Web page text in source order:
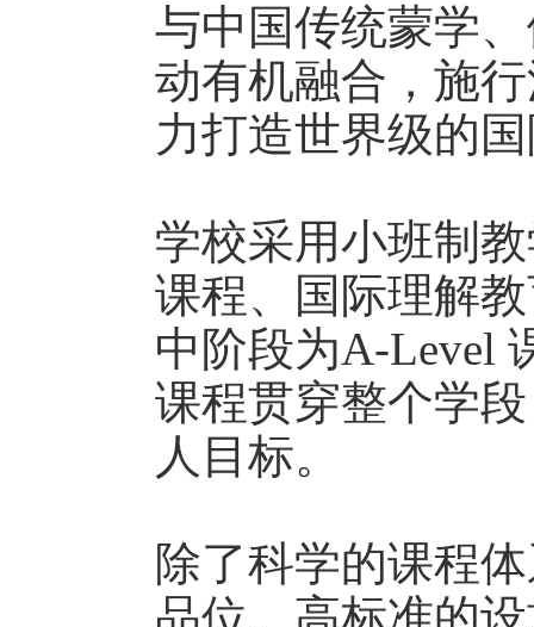
与中国传统蒙学
动有机融合，施
力打造世界级的
学校采用小班制
课程、国际理解
中阶段为A-Level
课程贯穿整个学
人目标。
除了科学的课程